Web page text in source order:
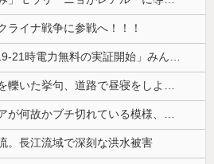
ライナ戦争に参戦へ！！！
【速報】新電力Looop「19-21時電力無料の実証開始」みんなこれにするじゃん、電力会社の勢力図が変わるか
【悲報】女さん、歩行者を轢いた挙句、道路で昼寝をしようとしてしまう
今年の防衛白書にメディアが何故かブチ切れている模様、躍起になって批判するも逆に有権者からは……
。長江流域で深刻な洪水被害